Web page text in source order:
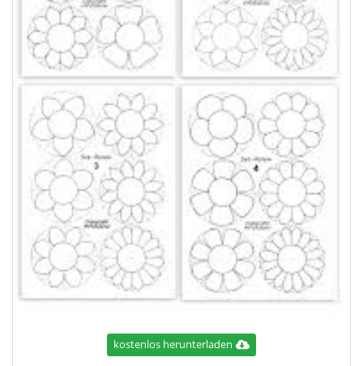
kostenlos herunterladen